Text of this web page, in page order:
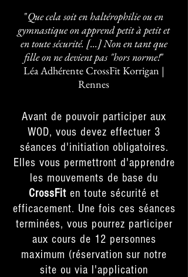
"Que cela soit en haltérophilie ou en
gymnastique on apprend petit à petit et
en toute sécurité. [...] Non en tant que
fille on ne devient pas "hors norme!"
Léa Adhérente CrossFit Korrigan |
Rennes
Avant de pouvoir participer aux
WOD, vous devez effectuer 3
séances d'initiation obligatoires.
Elles vous permettront d'apprendre
les mouvements de base du
CrossFit en toute sécurité et
efficacement. Une fois ces séances
terminées, vous pourrez participer
aux cours de 12 personnes
maximum (réservation sur notre
site ou via l'application